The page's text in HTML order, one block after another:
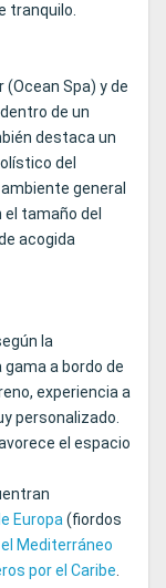
tranquilo.
(Ocean Spa) y de
de un
destaca un
del
general
tamaño del
acogida
la
a bordo de
experiencia a
personalizado.
el espacio
Europa(fiordos
Mediterráneo
por el Caribe.